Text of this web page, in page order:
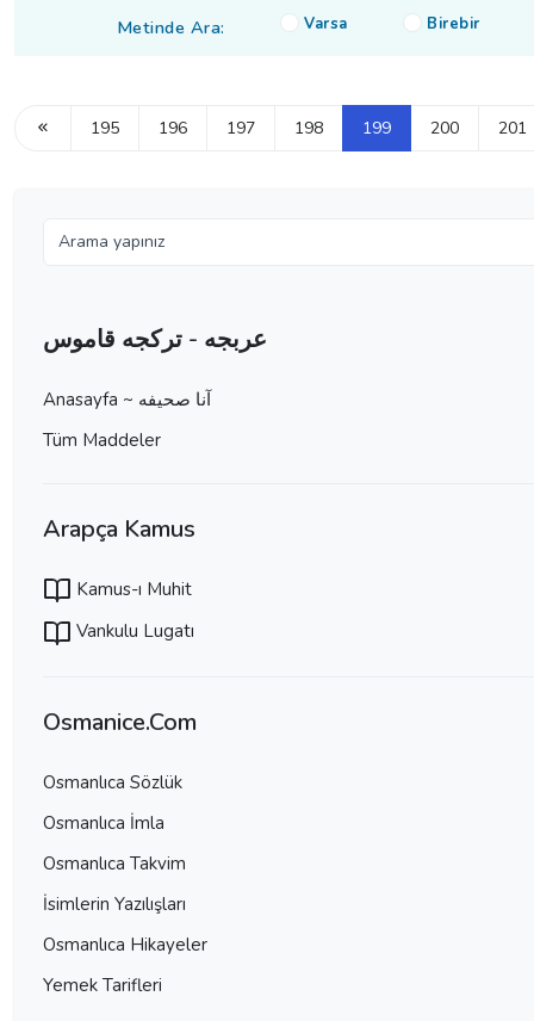
Metinde Ara: Varsa Birebir
195 196 197 198 199 200 201
عربجه - تركجه قاموس
Anasayfa ~ آنا صحيفه
Tüm Maddeler
Arapça Kamus
Kamus-ı Muhit
Vankulu Lugatı
Osmanice.Com
Osmanlıca Sözlük
Osmanlıca İmla
Osmanlıca Takvim
İsimlerin Yazılışları
Osmanlıca Hikayeler
Yemek Tarifleri